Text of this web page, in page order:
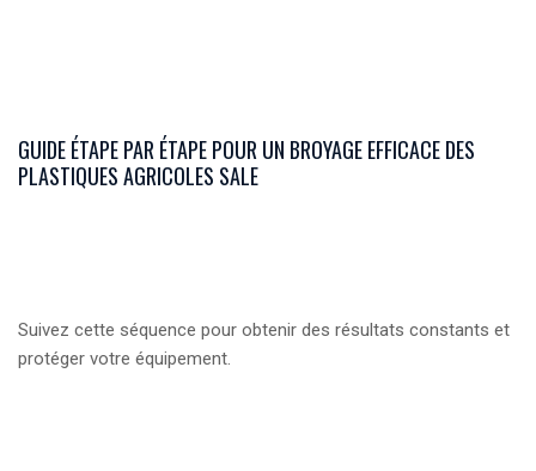
GUIDE ÉTAPE PAR ÉTAPE POUR UN BROYAGE EFFICACE DES
PLASTIQUES AGRICOLES SALE
Suivez cette séquence pour obtenir des résultats constants et
protéger votre équipement.